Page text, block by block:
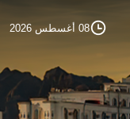
08 أغسطس 2026